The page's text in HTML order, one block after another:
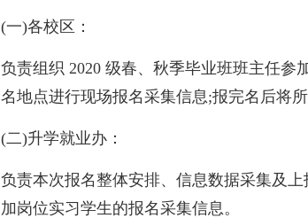
(一)各校区：
负责组织 2020 级春、秋季毕业班班主任
名地点进行现场报名采集信息;报完名后将
(二)升学就业办：
负责本次报名整体安排、信息数据采集及
加岗位实习学生的报名采集信息。